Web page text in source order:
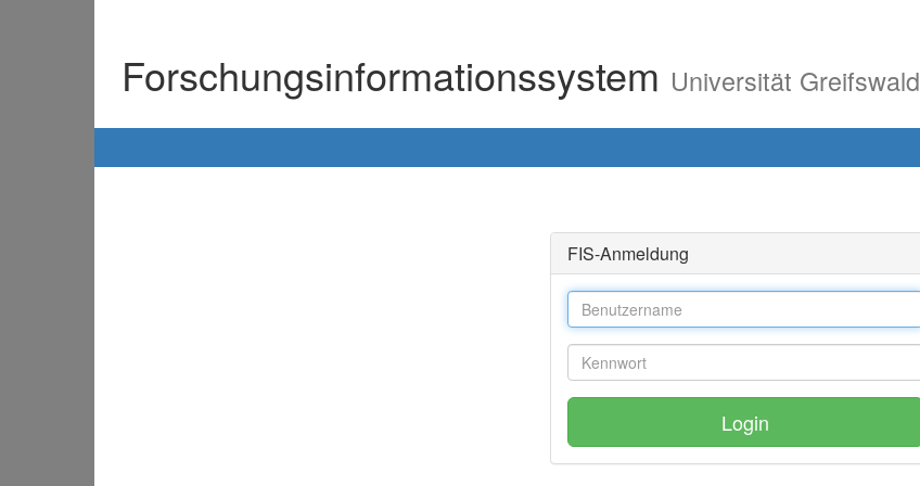
Forschungsinformationssystem Universität Greifswald
FIS-Anmeldung